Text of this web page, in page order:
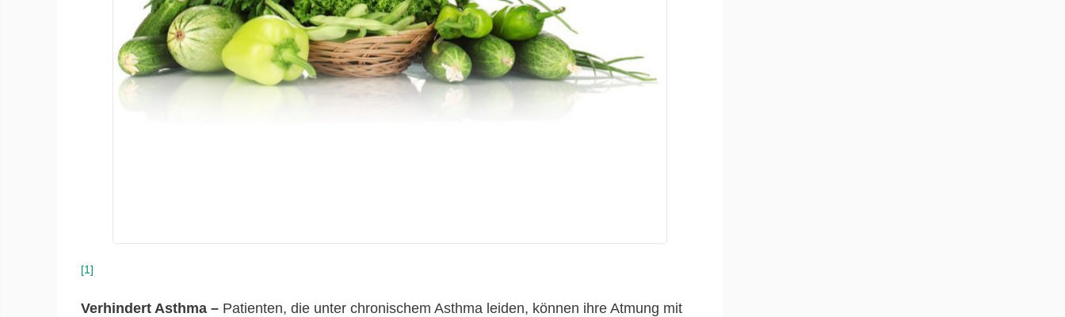
[1]
Verhindert Asthma – Patienten, die unter chronischem Asthma leiden, können ihre Atmung mit